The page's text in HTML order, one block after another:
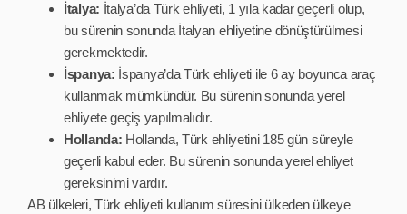
İtalya: İtalya’da Türk ehliyeti, 1 yıla kadar geçerli olup,
bu sürenin sonunda İtalyan ehliyetine dönüştürülmesi
gerekmektedir.
İspanya: İspanya’da Türk ehliyeti ile 6 ay boyunca araç
kullanmak mümkündür. Bu sürenin sonunda yerel
ehliyete geçiş yapılmalıdır.
Hollanda: Hollanda, Türk ehliyetini 185 gün süreyle
geçerli kabul eder. Bu sürenin sonunda yerel ehliyet
gereksinimi vardır.
AB ülkeleri, Türk ehliyeti kullanım süresini ülkeden ülkeye